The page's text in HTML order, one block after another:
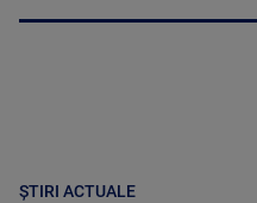
ȘTIRI ACTUALE